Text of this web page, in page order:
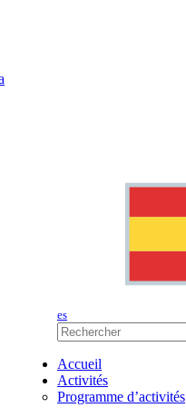
es
Accueil
Activités
Programme d’activités